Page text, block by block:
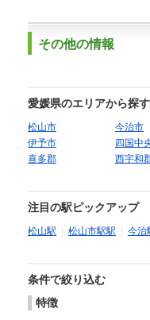
その他の情報
愛媛県のエリアから探す
松山市 今治市
伊予市
四国中
喜多郡
西宇和
注目の駅ピックアップ
松山駅 松山市駅駅 今治
条件で絞り込む
特徴